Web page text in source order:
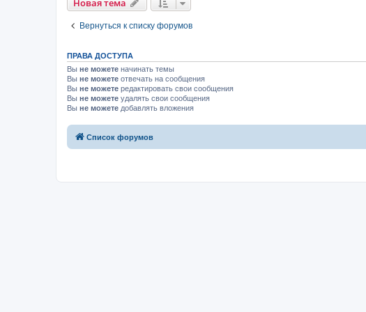
Новая тема
Вернуться к списку форумов
ПРАВА ДОСТУПА
Вы не можете начинать темы
Вы не можете отвечать на сообщения
Вы не можете редактировать свои сообщения
Вы не можете удалять свои сообщения
Вы не можете добавлять вложения
Список форумов